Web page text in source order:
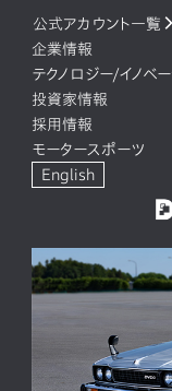
公式アカウント一覧
企業情報
テクノロジー/イノベ
投資家情報
採用情報
モータースポーツ
English